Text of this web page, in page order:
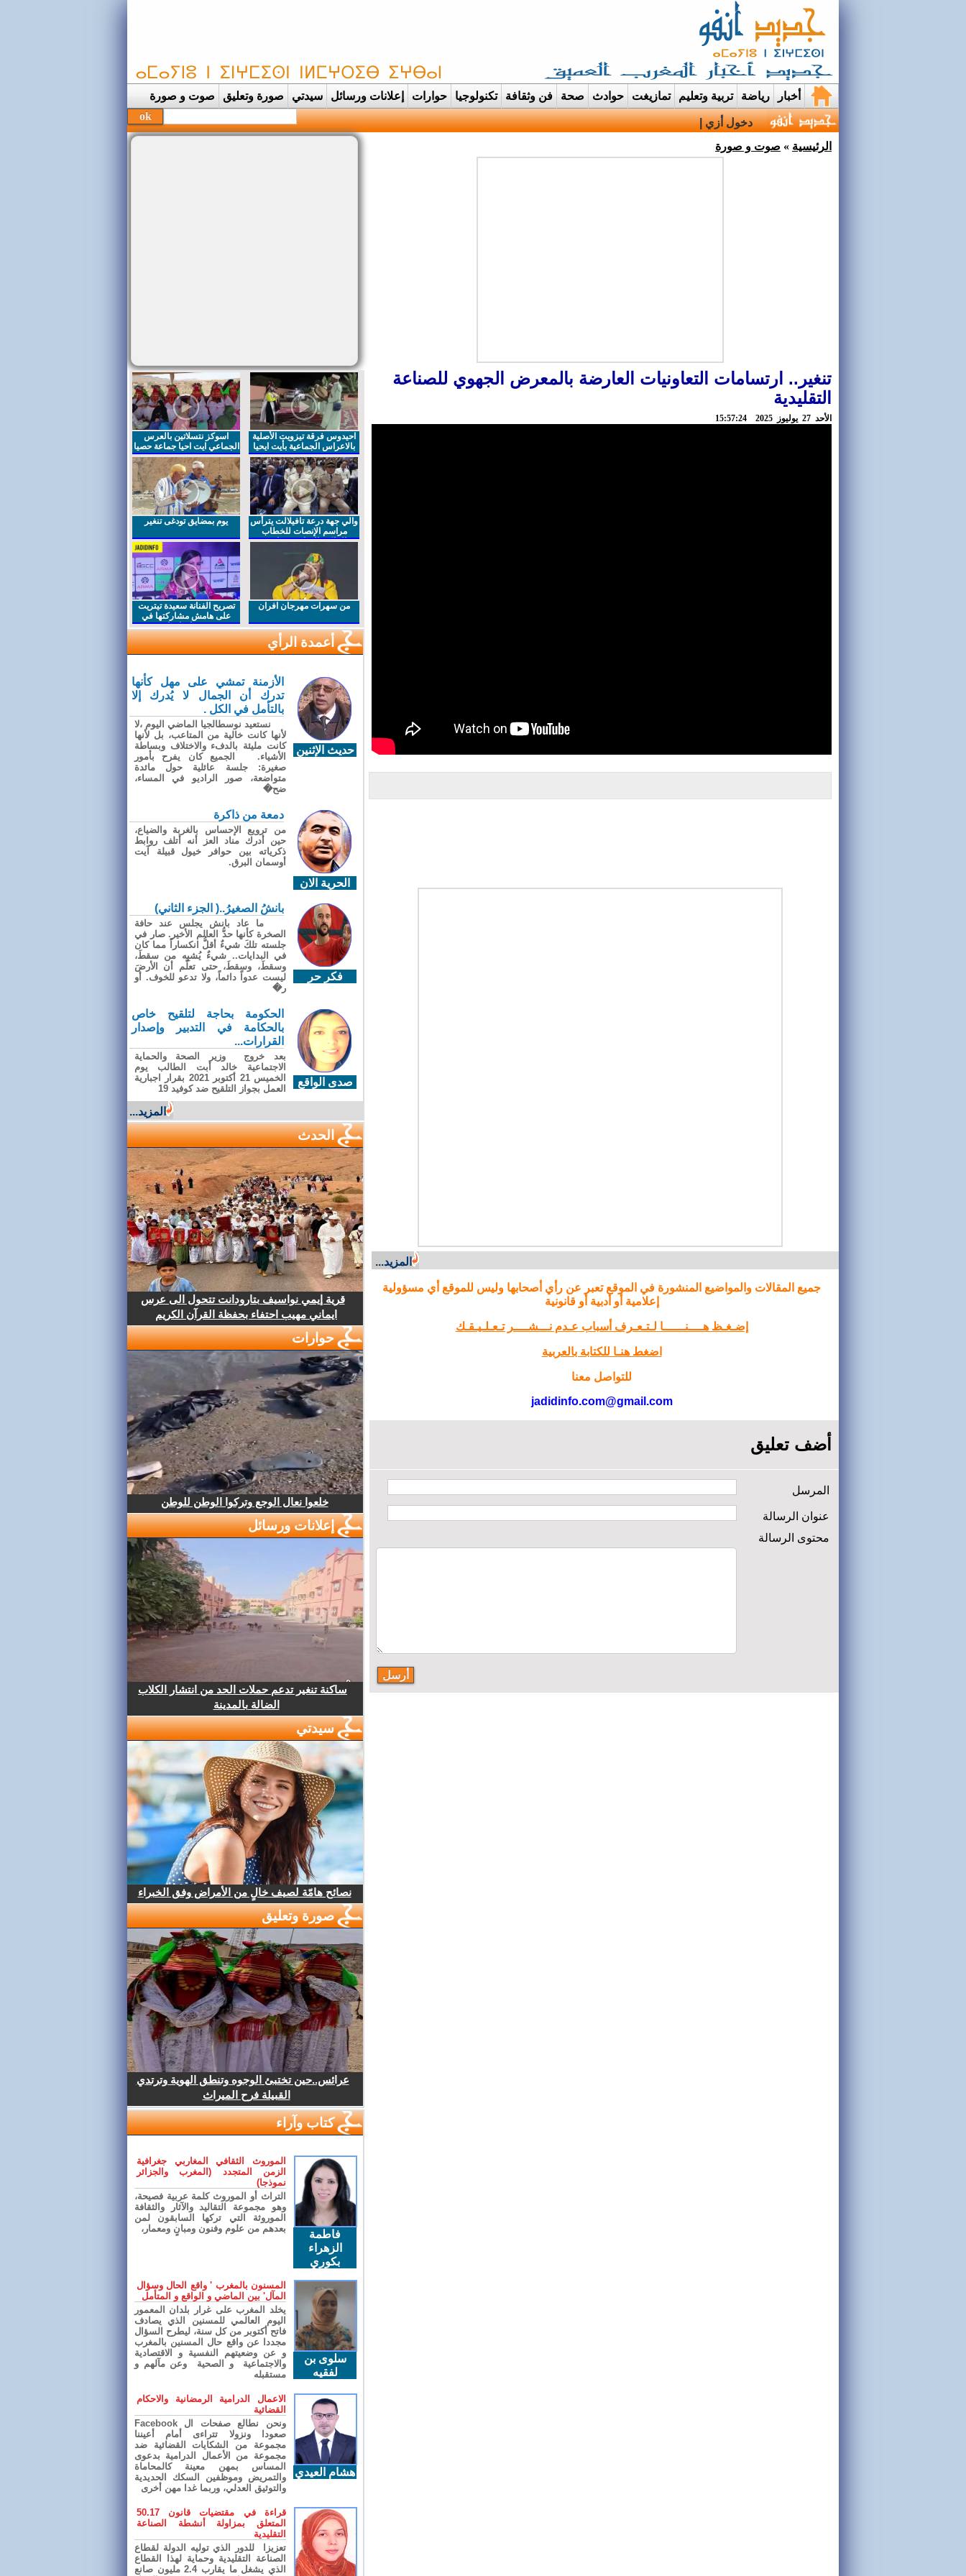
أخبار رياضة تربية وتعليم تمازيغت حوادث صحة فن وثقافة تكنولوجيا حوارات إعلانات ورسائل سيدتي صورة وتعليق صوت و صورة
دخول أزيد من 2,7 مليون من مغاربة العالم منذ انطل |
الرئيسية » صوت و صورة
تنغير.. ارتسامات التعاونيات العارضة بالمعرض الجهوي للصناعة
التقليدية
اﻷحد 27 يوليوز 2025 15:57:24
المزيد...
جميع المقالات والمواضيع المنشورة في الموقع تعبر عن رأي أصحابها وليس للموقع أي مسؤولية
إعلامية أو أدبية أو قانونية
إضـغـظ هــــنــــــا لـتـعـرف أسباب عـدم نـــشــــر تـعـلـيـقـك
اضغط هنـا للكتابة بالعربية
للتواصل معنا
jadidinfo.com@gmail.com
أضف تعليق
المرسل
عنوان الرسالة
محتوى الرسالة
احيدوس فرقة تيزويت الأصلية
بالاعراس الجماعية بأيت ايحيا
اسوكز نتسلاتين بالعرس
الجماعي ايت احيا جماعة حصيا
والي جهة درعة تافيلالت يترأس
مراسم الإنصات للخطاب
الملكي السامي بمناسبة
يوم بمضايق تودغى تنغير
من سهرات مهرجان افران
تصريح الفنانة سعيدة تيتريت
على هامش مشاركتها في
مهرجان افران
أعمدة الرأي
حديث الإثنين
الأزمنة تمشي على مهل كأنها
تدرك أن الجمال لا يُدرك إلا
بالتأمل في الكل .
نستعيد نوسطالجيا الماضي اليوم ،لا
لأنها كانت خالية من المتاعب، بل لأنها
كانت مليئة بالدفء والاختلاف وبساطة
الأشياء. الجميع كان يفرح بأمور
صغيرة: جلسة عائلية حول مائدة
متواضعة، صور الراديو في المساء،
ضح�
الحرية الان
دمعة من ذاكرة
من ترويع الإحساس بالغربة والضياع،
حين أدرك مناد العز أنه أتلف روابط
ذكرياته بين حوافر خيول قبيلة آيت
أوسمان البرق.
فكر حر
بانشُ الصغيرُ..( الجزء الثاني)
ما عاد بانش يجلس عند حافة
الصخرة كأنها حدُّ العالم الأخير. صار في
جلسته تلكَ شيءٌ أقلُّ انكساراً مما كان
في البدايات.. شيءٌ يُشبِه من سقطَ،
وسقطَ، وسقطَ، حتى تعلّم أن الأرضَ
ليست عدواً دائماً، ولا تدعو للخوف. أو
ر�
صدى الواقع
الحكومة بحاجة لتلقيح خاص
بالحكامة في التدبير وإصدار
القرارات...
بعد خروج وزير الصحة والحماية
الاجتماعية خالد أبت الطالب يوم
الخميس 21 أكتوبر 2021 بقرار اجبارية
العمل بجواز التلقيح ضد كوفيد 19
المزيد...
الحدث
قرية إيمي نواسيف بتارودانت تتحول الى عرس
ايماني مهيب احتفاء بحفظة القرآن الكريم
حوارات
خلعوا نعال الوجع وتركوا الوطن للوطن
إعلانات ورسائل
ساكنة تنغير تدعم حملات الحد من انتشار الكلاب
الضالة بالمدينة
سيدتي
نصائح هامّة لصيف خالٍ من الأمراض وفق الخبراء
صورة وتعليق
عرائس..حين تختبئ الوجوه وتنطق الهوية وترتدي
القبيلة فرح الميراث
كتاب وآراء
فاطمة
الزهراء
بكوري
الموروث الثقافي المغاربي جغرافية
الزمن المتجدد (المغرب والجزائر
نموذجا)
التراث أو الموروث كلمة عربية فصيحة،
وهو مجموعة التقاليد والآثار والثقافة
الموروثة التي تركها السابقون لمن
بعدهم من علوم وفنون ومبانٍ ومعمار،
سلوى بن
لفقيه
المسنون بالمغرب ' واقع الحال وسؤال
المآل' بين الماضي و الواقع و المتأمل
يخلد المغرب على غرار بلدان المعمور
اليوم العالمي للمسنين الذي يصادف
فاتح أكتوبر من كل سنة، ليطرح السؤال
مجددا عن واقع حال المسنين بالمغرب
و عن وضعيتهم النفسية و الاقتصادية
والاجتماعية و الصحية وعن مآلهم و
مستقبله
هشام العيدي
الاعمال الدرامية الرمضانية والاحكام
القضائية
ونحن نطالع صفحات ال Facebook
صعودا ونزولا تتراءى أمام أعيننا
مجموعة من الشكايات القضائية ضد
مجموعة من الأعمال الدرامية بدعوى
المساس بمهن معينة كالمحاماة
والتمريض وموظفين السكك الحديدية
والتوثيق العدلي، وربما غدا مهن أخرى
قراءة في مقتضيات قانون 50.17
المتعلق بمزاولة أنشطة الصناعة
التقليدية
تعزيزا للدور الذي توليه الدولة لقطاع
الصناعة التقليدية وحماية لهذا القطاع
الذي يشغل ما يقارب 2.4 مليون صانع